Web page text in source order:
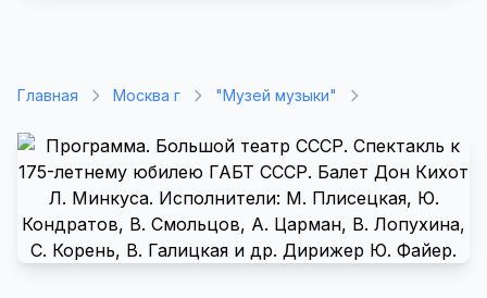
Главная Москва г "Музей музыки"